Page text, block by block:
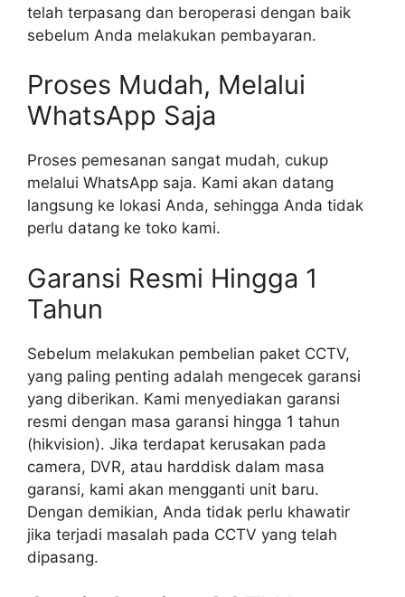
telah terpasang dan beroperasi dengan baik
sebelum Anda melakukan pembayaran.
Proses Mudah, Melalui
WhatsApp Saja
Proses pemesanan sangat mudah, cukup
melalui WhatsApp saja. Kami akan datang
langsung ke lokasi Anda, sehingga Anda tidak
perlu datang ke toko kami.
Garansi Resmi Hingga 1
Tahun
Sebelum melakukan pembelian paket CCTV,
yang paling penting adalah mengecek garansi
yang diberikan. Kami menyediakan garansi
resmi dengan masa garansi hingga 1 tahun
(hikvision). Jika terdapat kerusakan pada
camera, DVR, atau harddisk dalam masa
garansi, kami akan mengganti unit baru.
Dengan demikian, Anda tidak perlu khawatir
jika terjadi masalah pada CCTV yang telah
dipasang.